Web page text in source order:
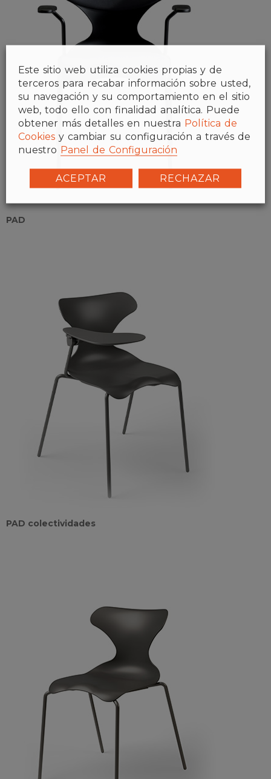
PAD
PAD colectividades
Este sitio web utiliza cookies propias y de
terceros para recabar información sobre usted,
su navegación y su comportamiento en el sitio
web, todo ello con finalidad analítica. Puede
obtener más detalles en nuestra Política de
Cookies y cambiar su configuración a través de
nuestro Panel de Configuración
ACEPTAR RECHAZAR